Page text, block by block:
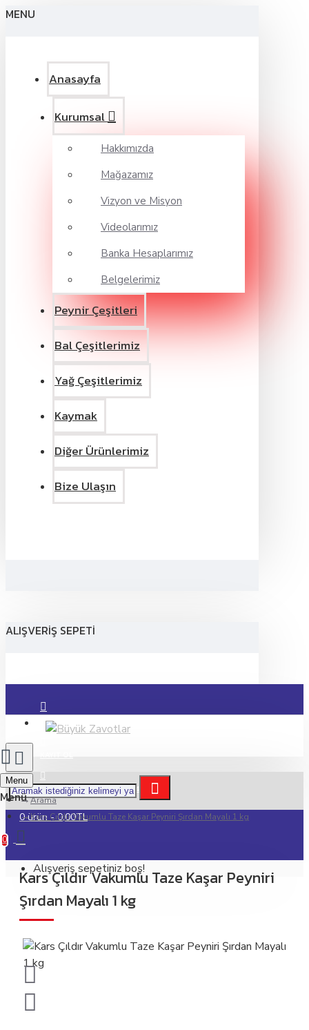
MENU
Anasayfa
Kurumsal
Hakkımızda
Mağazamız
Vizyon ve Misyon
Videolarımız
Banka Hesaplarımız
Belgelerimiz
Peynir Çeşitleri
Bal Çeşitlerimiz
Yağ Çeşitlerimiz
Kaymak
Diğer Ürünlerimiz
Bize Ulaşın
ALIŞVERIŞ SEPETI
GIRIŞ YAP
MÜŞTERİ HİZMETLERİ : 0474 212 1555
Menu
0 ürün - 0,00TL
0
Alışveriş sepetiniz boş!
Arama
Kars Çıldır Vakumlu Taze Kaşar Peyniri Şırdan Mayalı 1 kg
Kars Çıldır Vakumlu Taze Kaşar Peyniri
Şırdan Mayalı 1 kg